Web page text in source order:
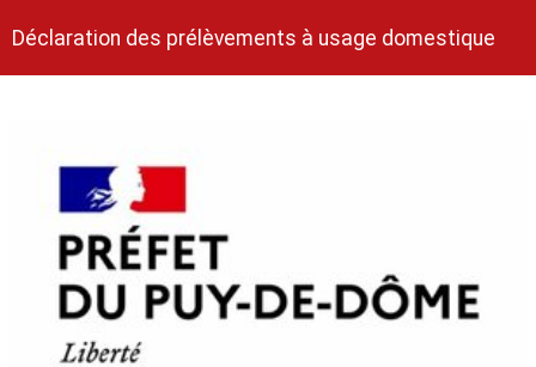
Déclaration des prélèvements à usage domestique